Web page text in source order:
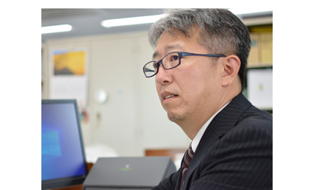
相続税 現金
生前贈与 現金 手渡し
生前贈与 非課税
贈与税 かからない方法
生前贈与 土地 売却
事業承継税制
親族内承継 定義
事業承継 個人
事業継承 マッチング 個人
自営業 後継者 募集
事業承継 親子
会社 後継者 募集
相続 大阪府
生前対策 大阪府
相続 北摂エリア
相続 奈良県
生前対策 京都府
相続 兵庫県
事業承継 奈良県
相続 京都府
事業承継 阪神間
事業承継 兵庫県